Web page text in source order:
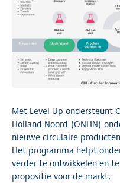
Met Level Up ondersteunt
Holland Noord (ONHN)
nieuwe circulaire
Het programma helpt
verder te ontwikkelen en
propositie voor de markt.